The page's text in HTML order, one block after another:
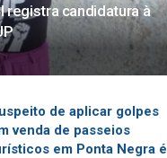
registra candidatura à
de aplicar golpes
venda de passeios
em Ponta Negra é